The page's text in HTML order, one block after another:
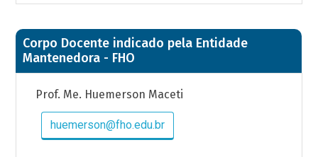
Corpo Docente indicado pela Entidade
Mantenedora - FHO
Prof. Me. Huemerson Maceti
huemerson@fho.edu.br